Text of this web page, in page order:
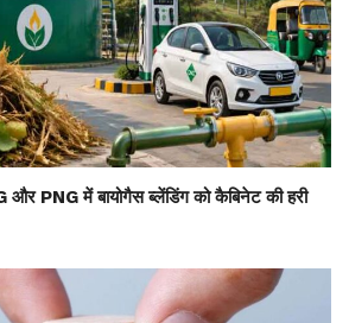
PNG में बायोगैस ब्लेंडिंग को कैबिनेट की हरी